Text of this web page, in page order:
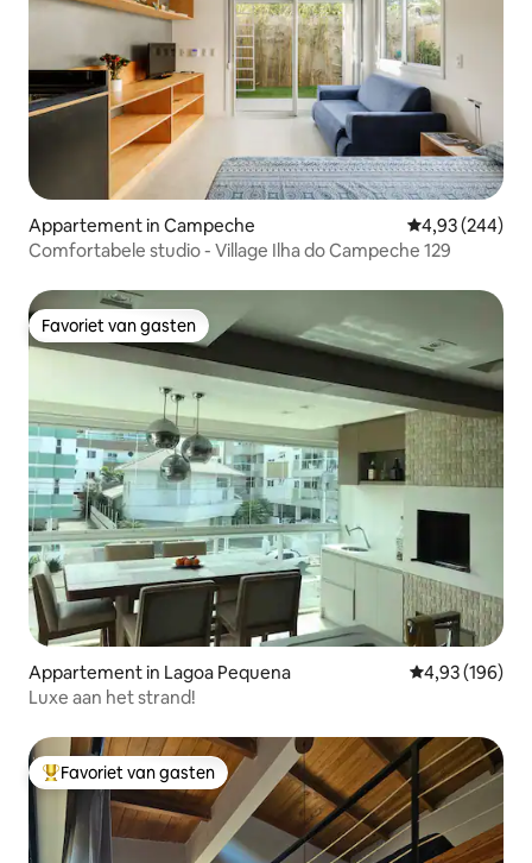
Appartement in Campeche Gemiddelde
4,93 (244)
Comfortabele studio - Village Ilha do Campeche 129
Favoriet van gasten
Favoriet van gasten
Appartement in Lagoa Pequena Gemiddelde
4,93 (196)
Luxe aan het strand!
Topfavoriet van gasten
Favoriet van gasten